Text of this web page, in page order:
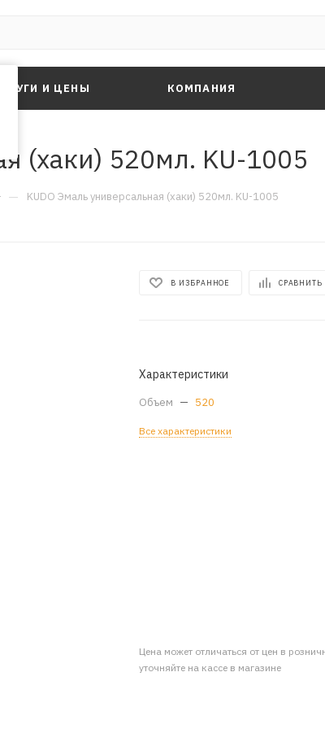
И ЦЕНЫ КОМПАНИЯ
(хаки) 520мл. KU-1005
— KUDO Эмаль универсальная (хаки) 520мл. KU-1005
В ИЗБРАННОЕ СРАВНИТЬ
Характеристики
Объем — 520
Все характеристики
Цена может отличаться от цен в
уточняйте на кассе в магазине